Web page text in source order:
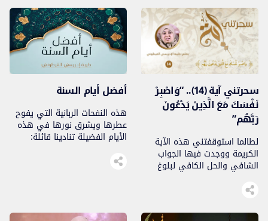
أرض هي أولى القبلتين وثالث
الحرمين ومسرى سيدنا محمد
صلى الله عليه وسلم، بالمقابل
نجد الصهاينة الغاصبين، مجموعة
قليلة لا وطن لهم ولكنهم
يمكرون ويخططون […]
سحرتني آية (14).. “وَاصْبِرْ
نَفْسَكَ مَعَ الَّذِينَ يَدْعُونَ
رَبَّهُم”
لطالما استوقفتني هذه الآية
الكريمة ووجدت فيها الجواب
الشافي والحل الكافي لبلوغ
المراد والوصول للهدف المنشود؛
قرب الله ورضاه. يقول عز و جل
وَاصْبِرْ نَفْسَكَ مَعَ الَّذِينَ يَدْعُونَ
أفضل أيام السنة
هذه النفحات الربانية التي يفوح
عطرها ويشرق نورها في هذه
الأيام الفضيلة تنادينا قائلة:
وتوبوا إلى الله..